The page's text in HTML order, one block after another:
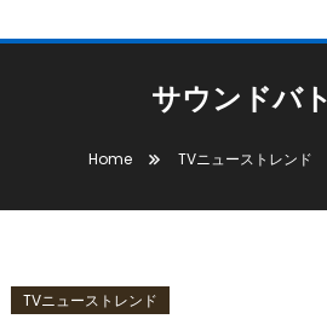
サウンドバ
Home TVニューストレンド
TVニューストレンド